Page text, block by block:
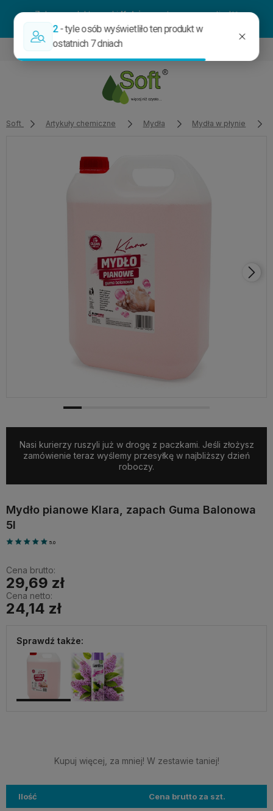
Zakup produkty markiKatrin- a otrzymasz gratisy!❤️
884 881 404
Soft Artykuły chemiczne Mydła Mydła w płynie
Nasi kurierzy ruszyli już w drogę z paczkami. Jeśli złożysz
zamówienie teraz wyślemy przesyłkę w najbliższy dzień
roboczy.
Mydło pianowe Klara, zapach Guma Balonowa
5l
5.0
Cena brutto:
29,69 zł
Cena netto:
24,14 zł
Sprawdź także:
Kupuj więcej, za mniej! W zestawie taniej!
Ilość Cena brutto za szt.